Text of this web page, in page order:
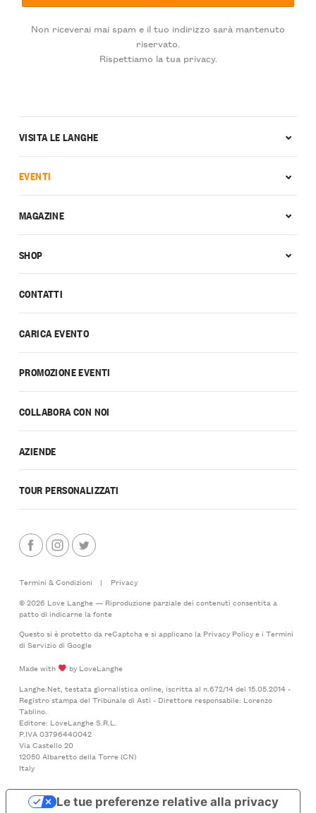
Non riceverai mai spam e il tuo indirizzo sarà mantenuto
riservato.
Rispettiamo la tua privacy.
CONTATTI
CARICA EVENTO
PROMOZIONE EVENTI
COLLABORA CON NOI
AZIENDE
TOUR PERSONALIZZATI
VISITA LE LANGHE
EVENTI
MAGAZINE
SHOP
Termini & Condizioni |
Privacy
© 2026 Love Langhe — Riproduzione parziale dei contenuti consentita a
patto di indicarne la fonte
Questo si è protetto da reCaptcha e si applicano la Privacy Policye i Termini
di Serviziodi Google
Made with
by LoveLanghe
Langhe.Net, testata giornalistica online, iscritta al n.672/14 del 15.05.2014 -
Registro stampa del Tribunale di Asti - Direttore responsabile: Lorenzo
Tablino.
Editore: LoveLanghe S.R.L.
P.IVA 03796440042
Via Castello 20
12050 Albaretto della Torre (CN)
Italy
Le tue preferenze relative alla privacy